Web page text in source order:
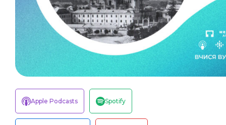
Apple Podcasts Spotify